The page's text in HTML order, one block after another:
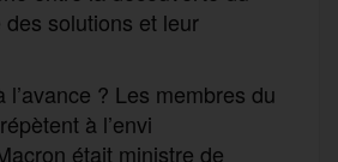
des solutions et leur
l’avance ? Les membres du
à l’envi
était ministre de